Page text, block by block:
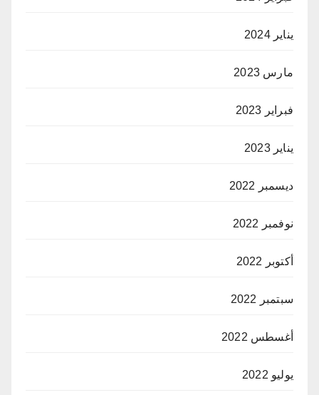
يناير 2024
مارس 2023
فبراير 2023
يناير 2023
ديسمبر 2022
نوفمبر 2022
أكتوبر 2022
سبتمبر 2022
أغسطس 2022
يوليو 2022